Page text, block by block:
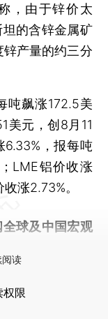
由于锌价太
的含锌金属矿
产量的约三分
飙涨172.5美
美元，创8月11
6.33%，报每吨
LME铝价收涨
涨2.73%。
全球及中国宏观
阅读
权限